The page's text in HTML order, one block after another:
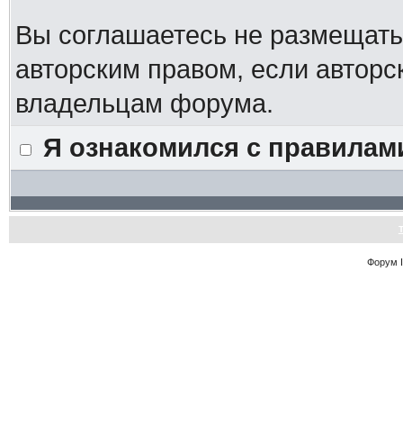
Вы соглашаетесь не
авторским правом, если
владельцам форума.
Я ознакомился с
Форум